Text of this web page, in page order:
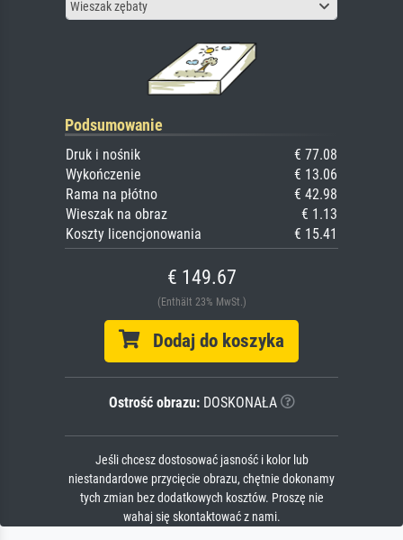
Wieszak zębaty
Podsumowanie
Druk i nośnik
€ 77.08
Wykończenie
€ 13.06
Rama na płótno
€ 42.98
Wieszak na obraz
€ 1.13
Koszty licencjonowania
€ 15.41
€ 149.67
(Enthält 23% MwSt.)
Dodaj do koszyka
Ostrość obrazu:DOSKONAŁA
Jeśli chcesz dostosować jasność i kolor lub
niestandardowe przycięcie obrazu, chętnie dokonamy
tych zmian bez dodatkowych kosztów. Proszę nie
wahaj się skontaktować z nami.